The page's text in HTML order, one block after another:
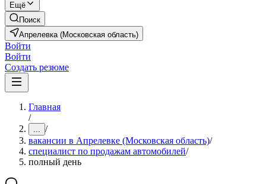
Ещё
Поиск
Апрелевка (Московская область)
Войти
Войти
Создать резюме
Главная
/
... /
вакансии в Апрелевке (Московская область)/
специалист по продажам автомобилей/
полный день